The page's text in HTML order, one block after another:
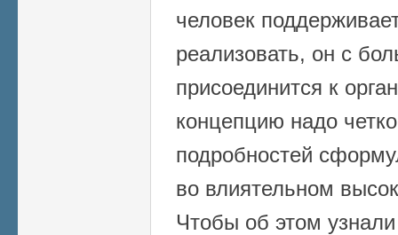
человек
реализовать, он с
присоединится к
концепцию надо
подробностей
во влиятельном
Чтобы об этом